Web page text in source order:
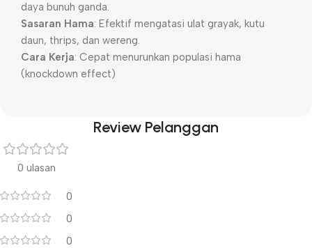
daya bunuh ganda.
Sasaran Hama: Efektif mengatasi ulat grayak, kutu
daun, thrips, dan wereng.
Cara Kerja: Cepat menurunkan populasi hama
(knockdown effect)
Review Pelanggan
0 ulasan
0
0
0